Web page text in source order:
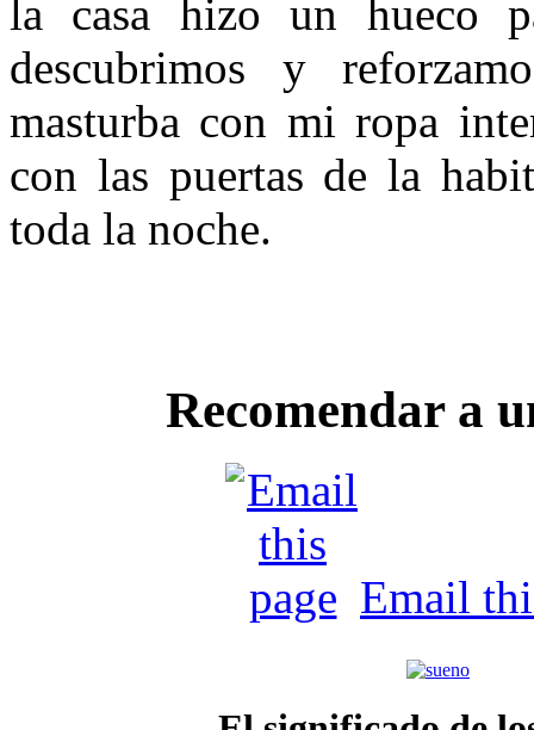
la casa hizo un hueco
descubrimos y
masturba con mi ropa
con las puertas de la
toda la noche.
Recomendar a
Email